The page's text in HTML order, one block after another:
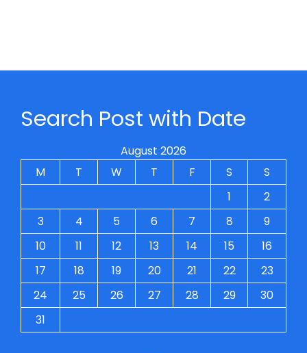
Search Post with Date
August 2026
M
T W T F S
S
1
2
3
4 5 6 7 8
9
10
11 12 13 14 15
16
17
18 19 20 21 22
23
24
25 26 27 28 29
30
31